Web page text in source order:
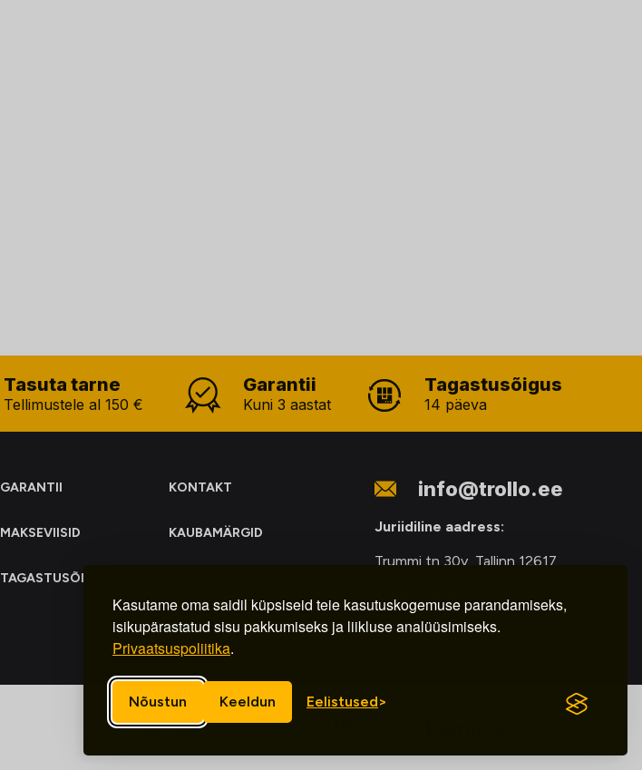
Kasutame oma saidil küpsiseid teie kasutuskogemuse parandamiseks,
isikupärastatud sisu pakkumiseks ja liikluse analüüsimiseks.
Privaatsuspoliitika.
Nõustun Keeldun Eelistused
Tasuta tarne
Tellimustele al 150 €
Garantii
Kuni 3 aastat
Tagastusõigus
14 päeva
GARANTII KONTAKT
MAKSEVIISID KAUBAMÄRGID
TAGASTUSÕIGUS
KOGUMINE
info@trollo.ee
Juriidiline aadress:
Trummi tn 30y, Tallinn 12617
Kauba väljastamine:
E-R – 9.00 – 18.00